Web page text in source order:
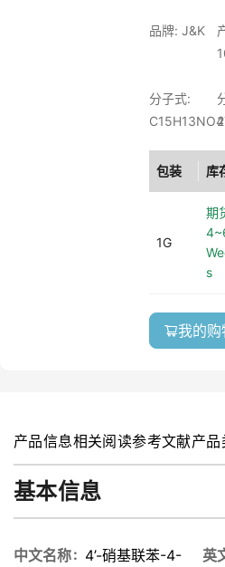
品牌: J&K
分子式:
C15H13NO4
包装 库
1G
期
s
我的购
产品信息相关阅读参考文献产品
基本信息
中文名称
4’-硝基联苯-4-
英